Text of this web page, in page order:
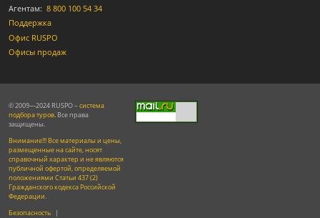
Агентам: 8 800 100 54 34
Поддержка
Офис RUSPO
Офисы продаж
© 2009—2024 RUSPO – система
подбора туров. Все права
защищены.
Внимание!!! Все материалы и цены,
размещенные на сайте, носят
справочный характер и не являются
публичной офертой, определяемой
положениями Статьи 437 (2)
Гражданского кодекса Российской
Федерации.
Безопасность |